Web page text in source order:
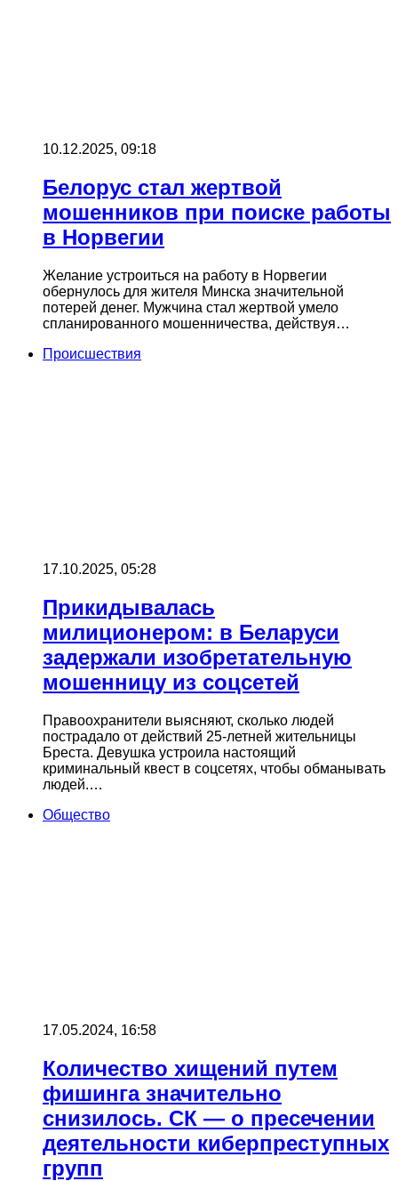
10.12.2025, 09:18
Белорус стал жертвой
мошенников при поиске работы
в Норвегии
Желание устроиться на работу в Норвегии
обернулось для жителя Минска значительной
потерей денег. Мужчина стал жертвой умело
спланированного мошенничества, действуя…
Происшествия
17.10.2025, 05:28
Прикидывалась
милиционером: в Беларуси
задержали изобретательную
мошенницу из соцсетей
Правоохранители выясняют, сколько людей
пострадало от действий 25-летней жительницы
Бреста. Девушка устроила настоящий
криминальный квест в соцсетях, чтобы обманывать
людей.…
Общество
17.05.2024, 16:58
Количество хищений путем
фишинга значительно
снизилось. СК — о пресечении
деятельности киберпреступных
групп